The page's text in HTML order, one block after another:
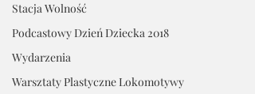
Stacja Wolność
Podcastowy Dzień Dziecka 2018
Wydarzenia
Warsztaty Plastyczne Lokomotywy